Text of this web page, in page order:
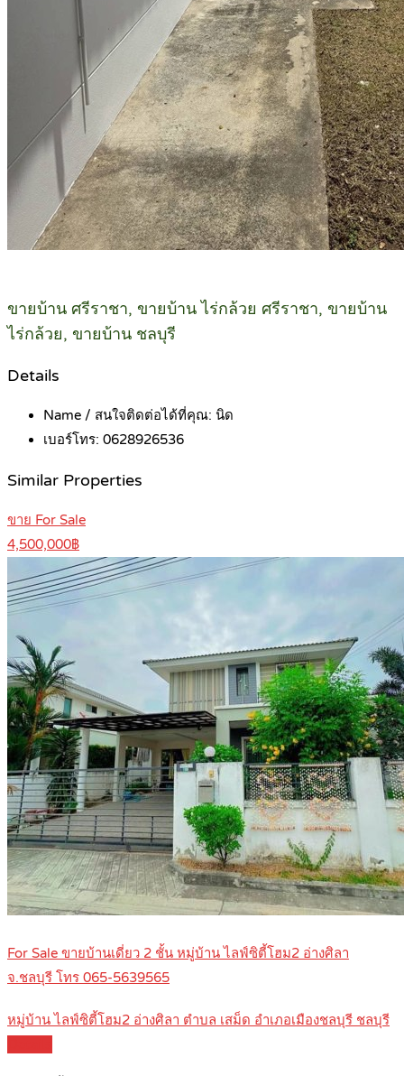
ขายบ้าน ศรีราชา, ขายบ้าน ไร่กล้วย ศรีราชา, ขายบ้าน
ไร่กล้วย, ขายบ้าน ชลบุรี
Details
Name / สนใจติดต่อได้ที่คุณ: นิด
เบอร์โทร: 0628926536
Similar Properties
ขาย For Sale
4,500,000฿
For Sale ขายบ้านเดี่ยว 2 ชั้น หมู่บ้าน ไลฟ์ซิตี้โฮม2 อ่างศิลา
จ.ชลบุรี โทร 065-5639565
หมู่บ้าน ไลฟ์ซิตี้โฮม2 อ่างศิลา ตำบล เสม็ด อำเภอเมืองชลบุรี ชลบุรี